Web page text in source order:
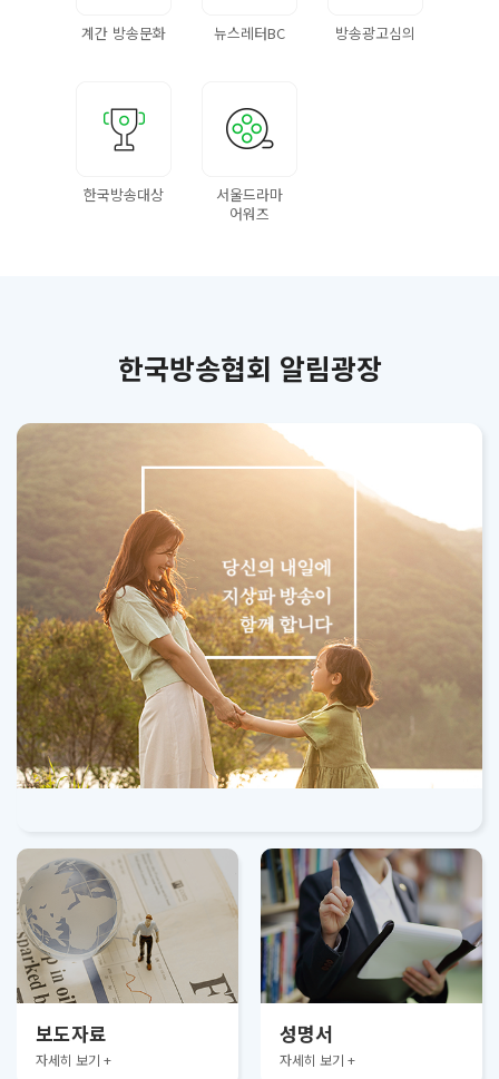
계간 방송문화 뉴스레터BC 방송광고심의
한국방송대상
서울드라마
어워즈
한국방송협회 알림광장
보도자료
자세히 보기 +
성명서
자세히 보기 +